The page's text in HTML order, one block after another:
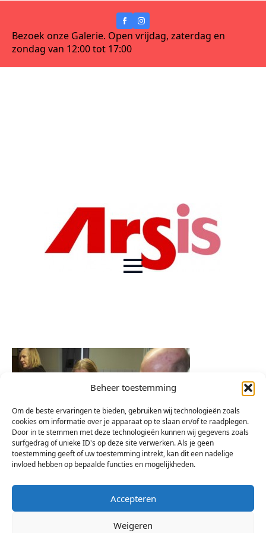
Beheer toestemming
Om de beste ervaringen te bieden, gebruiken wij technologieën zoals
cookies om informatie over je apparaat op te slaan en/of te raadplegen.
Door in te stemmen met deze technologieën kunnen wij gegevens zoals
surfgedrag of unieke ID's op deze site verwerken. Als je geen
toestemming geeft of uw toestemming intrekt, kan dit een nadelige
invloed hebben op bepaalde functies en mogelijkheden.
Accepteren
Weigeren
Bezoek onze Galerie. Open vrijdag, zaterdag en
zondag van 12:00 tot 17:00